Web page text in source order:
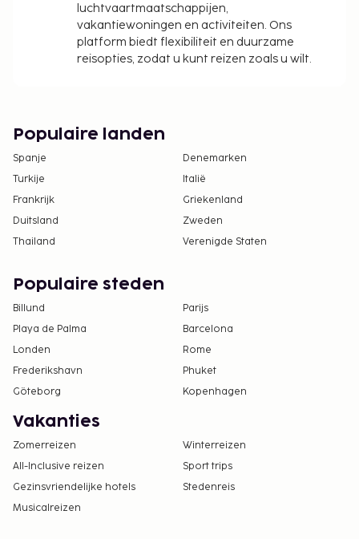
luchtvaartmaatschappijen,
vakantiewoningen en activiteiten. Ons
platform biedt flexibiliteit en duurzame
reisopties, zodat u kunt reizen zoals u wilt.
Populaire landen
Spanje
Denemarken
Turkije
Italië
Frankrijk
Griekenland
Duitsland
Zweden
Thailand
Verenigde Staten
Populaire steden
Billund
Parijs
Playa de Palma
Barcelona
Londen
Rome
Frederikshavn
Phuket
Göteborg
Kopenhagen
Vakanties
Zomerreizen
Winterreizen
All-Inclusive reizen
Sport trips
Gezinsvriendelijke hotels
Stedenreis
Musicalreizen